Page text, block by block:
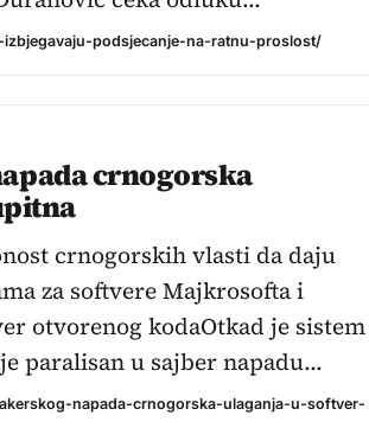
podsjecanje-na-ratnu-proslost/
crnogorska
crnogorskih vlasti da daju
za softvere Majkrosofta i
otvorenog kodaOtkad je sistem
paralisan u sajber napadu…
napada-crnogorska-ulaganja-u-softver-